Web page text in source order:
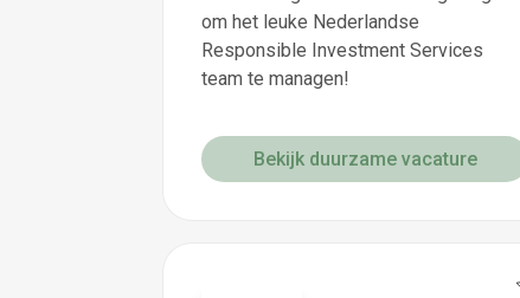
om het leuke Nederlandse
Responsible Investment Services
team te managen!
Bekijk duurzame vacature